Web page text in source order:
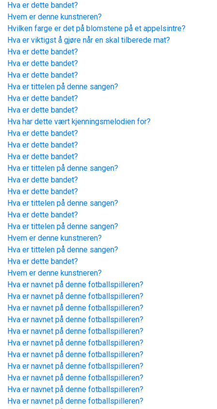
Hva er dette bandet?
Hvem er denne kunstneren?
Hvilken farge er det på blomstene på et appelsintre?
Hva er viktigst å gjøre når en skal tilberede mat?
Hva er dette bandet?
Hva er dette bandet?
Hva er dette bandet?
Hva er tittelen på denne sangen?
Hva er dette bandet?
Hva er dette bandet?
Hva har dette vært kjenningsmelodien for?
Hva er dette bandet?
Hva er dette bandet?
Hva er dette bandet?
Hva er tittelen på denne sangen?
Hva er dette bandet?
Hva er dette bandet?
Hva er tittelen på denne sangen?
Hva er dette bandet?
Hva er tittelen på denne sangen?
Hvem er denne kunstneren?
Hva er tittelen på denne sangen?
Hva er dette bandet?
Hvem er denne kunstneren?
Hva er navnet på denne fotballspilleren?
Hva er navnet på denne fotballspilleren?
Hva er navnet på denne fotballspilleren?
Hva er navnet på denne fotballspilleren?
Hva er navnet på denne fotballspilleren?
Hva er navnet på denne fotballspilleren?
Hva er navnet på denne fotballspilleren?
Hva er navnet på denne fotballspilleren?
Hva er navnet på denne fotballspilleren?
Hva er navnet på denne fotballspilleren?
Hva er navnet på denne fotballspilleren?